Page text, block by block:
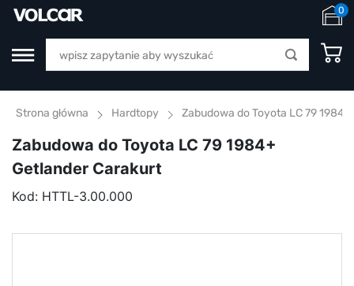
0
Strona główna Hardtopy Zabudowa do Toyota LC 79
Zabudowa do Toyota LC 79 1984+
Getlander Carakurt
Kod: HTTL-3.00.000